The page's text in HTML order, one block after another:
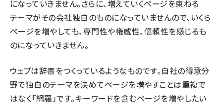
になっていきません。さらに、増えていくページを束ねる
テーマがその会社独自のものになっていませんので、いくら
ページを増やしても、専門性や権威性、信頼性を感じるも
のになっていきません。
ウェブは辞書をつくっているようなものです。自社の得意分
野で独自のテーマを決めてページを増やすことは重複で
はなく「網羅」です。キーワードを含むページを増やしたい